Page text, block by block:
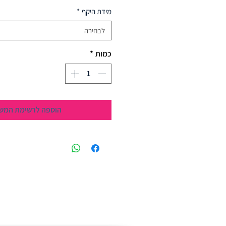
מידת היקף *
לבחירה
כמות *
הוספה לרשימת